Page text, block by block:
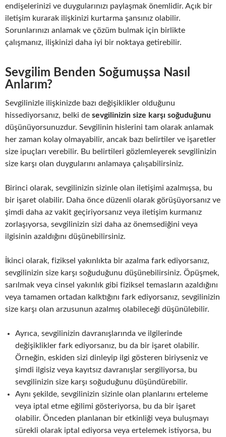
endişelerinizi ve duygularınızı paylaşmak önemlidir. Açık bir
iletişim kurarak ilişkinizi kurtarma şansınız olabilir.
Sorunlarınızı anlamak ve çözüm bulmak için birlikte
çalışmanız, ilişkinizi daha iyi bir noktaya getirebilir.
Sevgilim Benden Soğumuşsa Nasıl
Anlarım?
Sevgilinizle ilişkinizde bazı değişiklikler olduğunu
hissediyorsanız, belki de sevgilinizin size karşı soğuduğunu
düşünüyorsunuzdur. Sevgilinin hislerini tam olarak anlamak
her zaman kolay olmayabilir, ancak bazı belirtiler ve işaretler
size ipuçları verebilir. Bu belirtileri gözlemleyerek sevgilinizin
size karşı olan duygularını anlamaya çalışabilirsiniz.
Birinci olarak, sevgilinizin sizinle olan iletişimi azalmışsa, bu
bir işaret olabilir. Daha önce düzenli olarak görüşüyorsanız ve
şimdi daha az vakit geçiriyorsanız veya iletişim kurmanız
zorlaşıyorsa, sevgilinizin sizi daha az önemsediğini veya
ilgisinin azaldığını düşünebilirsiniz.
İkinci olarak, fiziksel yakınlıkta bir azalma fark ediyorsanız,
sevgilinizin size karşı soğuduğunu düşünebilirsiniz. Öpüşmek,
sarılmak veya cinsel yakınlık gibi fiziksel temasların azaldığını
veya tamamen ortadan kalktığını fark ediyorsanız, sevgilinizin
size karşı olan arzusunun azalmış olabileceği düşünülebilir.
Ayrıca, sevgilinizin davranışlarında ve ilgilerinde
değişiklikler fark ediyorsanız, bu da bir işaret olabilir.
Örneğin, eskiden sizi dinleyip ilgi gösteren biriyseniz ve
şimdi ilgisiz veya kayıtsız davranışlar sergiliyorsa, bu
sevgilinizin size karşı soğuduğunu düşündürebilir.
Aynı şekilde, sevgilinizin sizinle olan planlarını erteleme
veya iptal etme eğilimi gösteriyorsa, bu da bir işaret
olabilir. Önceden planlanan bir etkinliği veya buluşmayı
sürekli olarak iptal ediyorsa veya ertelemek istiyorsa, bu